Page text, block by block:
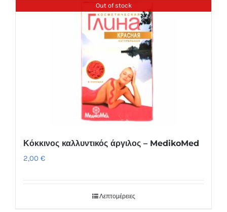
Out of stock
Κόκκινος καλλυντικός άργιλος – MedikoMed
2,00 €
Λεπτομέρειες